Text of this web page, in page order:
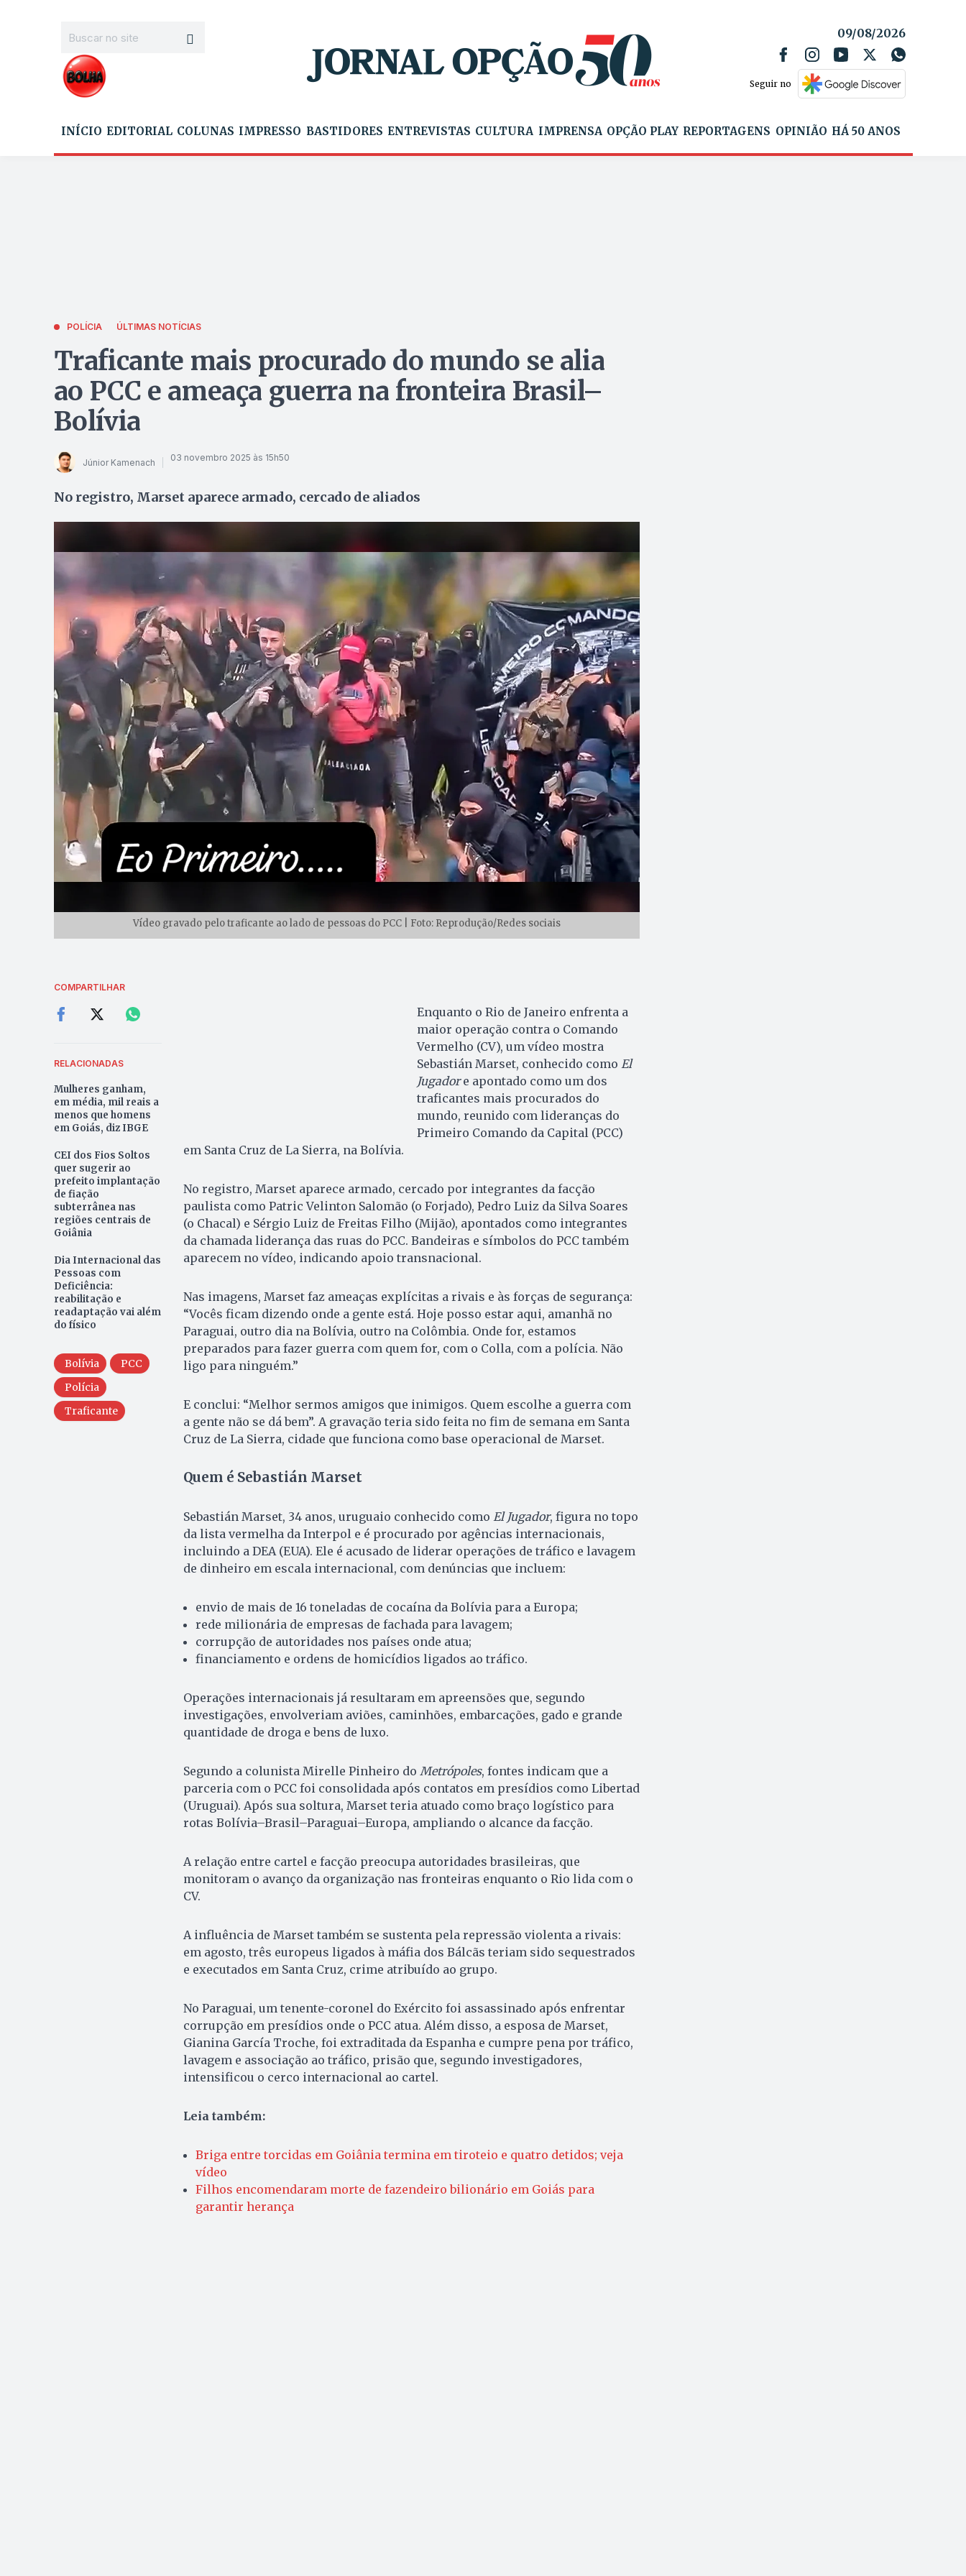
09/08/2026
Seguir no
INÍCIO EDITORIAL COLUNAS IMPRESSO BASTIDORES ENTREVISTAS CULTURA IMPRENSA OPÇÃO PLAY REPORTAGENS OPINIÃO HÁ 50 ANOS
POLÍCIA ÚLTIMAS NOTÍCIAS
Traficante mais procurado do mundo se alia
ao PCC e ameaça guerra na fronteira Brasil–
Bolívia
Júnior Kamenach 03 novembro 2025 às 15h50
No registro, Marset aparece armado, cercado de aliados
Vídeo gravado pelo traficante ao lado de pessoas do PCC | Foto: Reprodução/Redes sociais
COMPARTILHAR
RELACIONADAS
Mulheres ganham,
em média, mil reais a
menos que homens
em Goiás, diz IBGE
CEI dos Fios Soltos
quer sugerir ao
prefeito implantação
de fiação
subterrânea nas
regiões centrais de
Goiânia
Dia Internacional das
Pessoas com
Deficiência:
reabilitação e
readaptação vai além
do físico
Bolívia
PCC
Polícia
Traficante
Enquanto o Rio de Janeiro enfrenta a
maior operação contra o Comando
Vermelho (CV), um vídeo mostra
Sebastián Marset, conhecido como El
Jugadore apontado como um dos
traficantes mais procurados do
mundo, reunido com lideranças do
Primeiro Comando da Capital (PCC)
em Santa Cruz de La Sierra, na Bolívia.
No registro, Marset aparece armado, cercado por integrantes da facção
paulista como Patric Velinton Salomão (o Forjado), Pedro Luiz da Silva Soares
(o Chacal) e Sérgio Luiz de Freitas Filho (Mijão), apontados como integrantes
da chamada liderança das ruas do PCC. Bandeiras e símbolos do PCC também
aparecem no vídeo, indicando apoio transnacional.
Nas imagens, Marset faz ameaças explícitas a rivais e às forças de segurança:
“Vocês ficam dizendo onde a gente está. Hoje posso estar aqui, amanhã no
Paraguai, outro dia na Bolívia, outro na Colômbia. Onde for, estamos
preparados para fazer guerra com quem for, com o Colla, com a polícia. Não
ligo para ninguém.”
E conclui: “Melhor sermos amigos que inimigos. Quem escolhe a guerra com
a gente não se dá bem”. A gravação teria sido feita no fim de semana em Santa
Cruz de La Sierra, cidade que funciona como base operacional de Marset.
Quem é Sebastián Marset
Sebastián Marset, 34 anos, uruguaio conhecido como El Jugador, figura no topo
da lista vermelha da Interpol e é procurado por agências internacionais,
incluindo a DEA (EUA). Ele é acusado de liderar operações de tráfico e lavagem
de dinheiro em escala internacional, com denúncias que incluem:
envio de mais de 16 toneladas de cocaína da Bolívia para a Europa;
rede milionária de empresas de fachada para lavagem;
corrupção de autoridades nos países onde atua;
financiamento e ordens de homicídios ligados ao tráfico.
Operações internacionais já resultaram em apreensões que, segundo
investigações, envolveriam aviões, caminhões, embarcações, gado e grande
quantidade de droga e bens de luxo.
Segundo a colunista Mirelle Pinheiro do Metrópoles, fontes indicam que a
parceria com o PCC foi consolidada após contatos em presídios como Libertad
(Uruguai). Após sua soltura, Marset teria atuado como braço logístico para
rotas Bolívia–Brasil–Paraguai–Europa, ampliando o alcance da facção.
A relação entre cartel e facção preocupa autoridades brasileiras, que
monitoram o avanço da organização nas fronteiras enquanto o Rio lida com o
CV.
A influência de Marset também se sustenta pela repressão violenta a rivais:
em agosto, três europeus ligados à máfia dos Bálcãs teriam sido sequestrados
e executados em Santa Cruz, crime atribuído ao grupo.
No Paraguai, um tenente-coronel do Exército foi assassinado após enfrentar
corrupção em presídios onde o PCC atua. Além disso, a esposa de Marset,
Gianina García Troche, foi extraditada da Espanha e cumpre pena por tráfico,
lavagem e associação ao tráfico, prisão que, segundo investigadores,
intensificou o cerco internacional ao cartel.
Leia também:
Briga entre torcidas em Goiânia termina em tiroteio e quatro detidos; veja
vídeo
Filhos encomendaram morte de fazendeiro bilionário em Goiás para
garantir herança